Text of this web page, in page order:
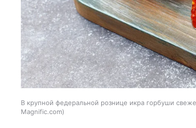
В крупной федеральной рознице икра горбуши
Magnific.com